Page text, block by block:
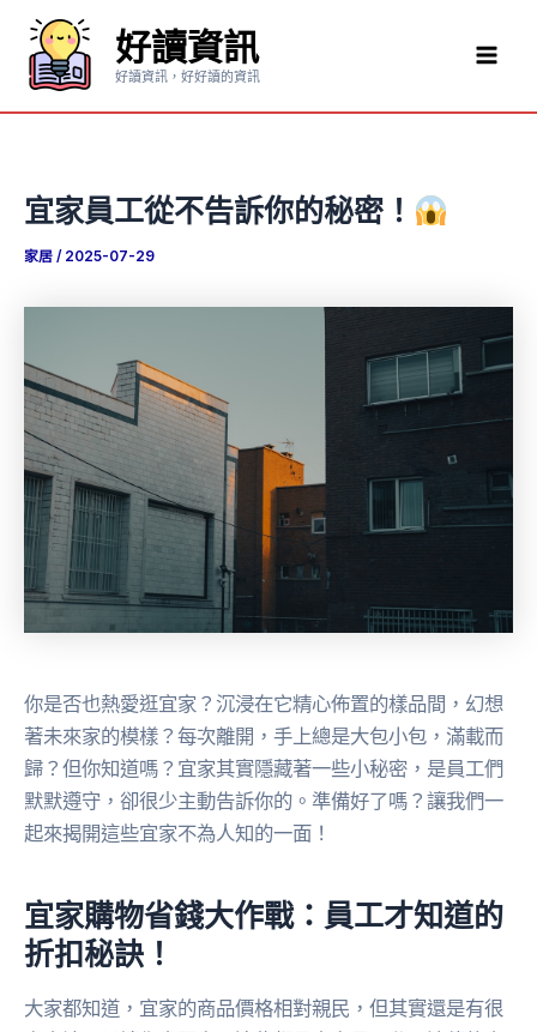
要
好讀資訊
好讀資訊，好好讀的資訊
宜家員工從不告訴你的秘密！
家居 / 2025-07-29
你是否也熱愛逛宜家？沉浸在它精心佈置的樣品間，幻想
著未來家的模樣？每次離開，手上總是大包小包，滿載而
歸？但你知道嗎？宜家其實隱藏著一些小秘密，是員工們
默默遵守，卻很少主動告訴你的。準備好了嗎？讓我們一
起來揭開這些宜家不為人知的一面！
宜家購物省錢大作戰：員工才知道的
折扣秘訣！
大家都知道，宜家的商品價格相對親民，但其實還是有很